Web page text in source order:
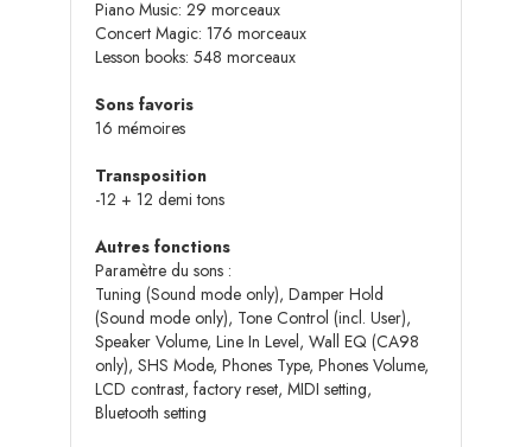
Piano Music: 29 morceaux
Concert Magic: 176 morceaux
Lesson books: 548 morceaux
Sons favoris
16 mémoires
Transposition
-12 + 12 demi tons
Autres fonctions
Paramètre du sons :
Tuning (Sound mode only), Damper Hold
(Sound mode only), Tone Control (incl. User),
Speaker Volume, Line In Level, Wall EQ (CA98
only), SHS Mode, Phones Type, Phones Volume,
LCD contrast, factory reset, MIDI setting,
Bluetooth setting